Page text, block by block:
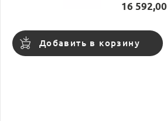
16 592,00
Добавить в корзину